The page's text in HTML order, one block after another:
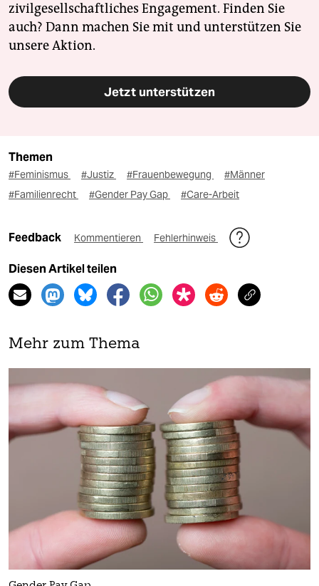
zivilgesellschaftliches Engagement. Finden Sie
auch? Dann machen Sie mit und unterstützen Sie
unsere Aktion.
Jetzt unterstützen
Themen
#Feminismus #Justiz #Frauenbewegung
#Männer
#Familienrecht
#Gender Pay Gap #Care-Arbeit
Feedback Kommentieren Fehlerhinweis
Diesen Artikel teilen
Mehr zum Thema